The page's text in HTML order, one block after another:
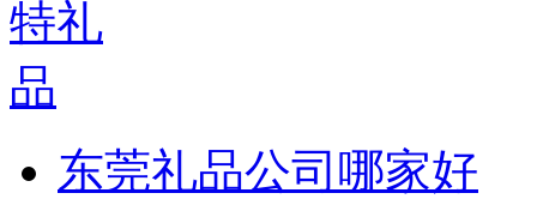
东莞礼品公司哪家好